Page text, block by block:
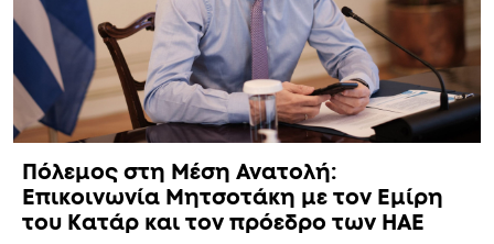
Πόλεμος στη Μέση Ανατολή:
Επικοινωνία Μητσοτάκη με τον Εμίρη
του Κατάρ και τον πρόεδρο των ΗΑΕ